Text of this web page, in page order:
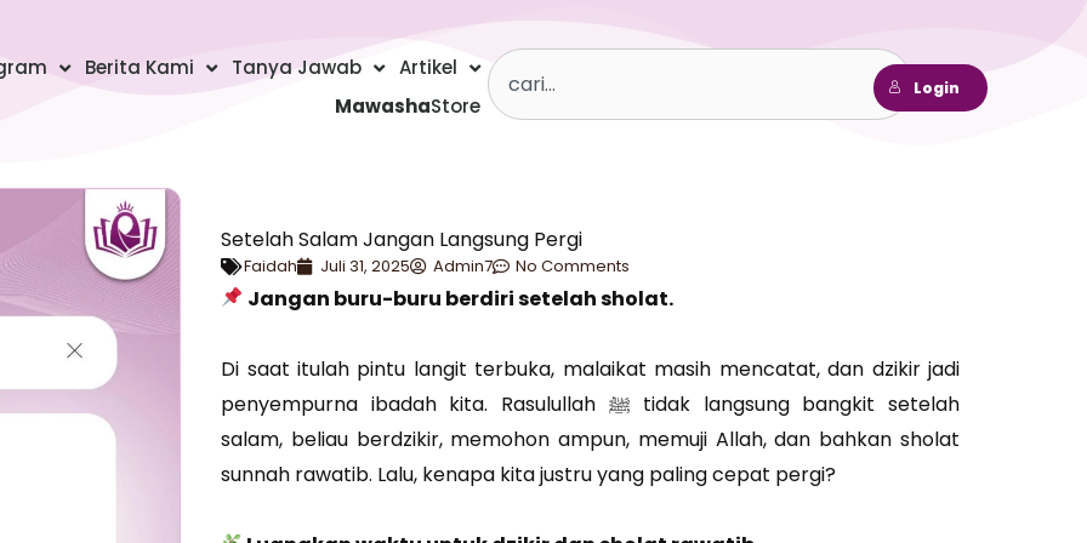
Berita Kami Tanya Jawab
Artikel
MawashaStore
Search
Login
Setelah Salam Jangan Langsung Pergi
Faidah Juli 31, 2025 Admin7 No Comments
Jangan buru-buru berdiri setelah sholat.
Di saat itulah pintu langit terbuka, malaikat masih mencatat, dan dzikir jadi
penyempurna ibadah kita. Rasulullah ﷺ tidak langsung bangkit setelah
salam, beliau berdzikir, memohon ampun, memuji Allah, dan bahkan sholat
sunnah rawatib. Lalu, kenapa kita justru yang paling cepat pergi?